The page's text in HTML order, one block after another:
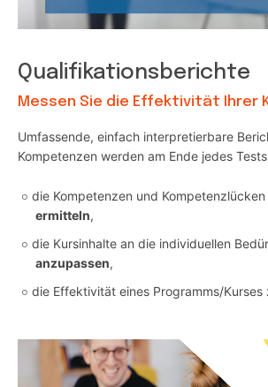
Qualifikationsberichte
Messen Sie die Effektivität Ihrer
Umfassende, einfach interpretierbare
Kompetenzen werden am Ende jedes
die Kompetenzen und Kompetenzlücken
ermitteln,
die Kursinhalte an die individuellen
anzupassen,
die Effektivität eines Programms/Kurses